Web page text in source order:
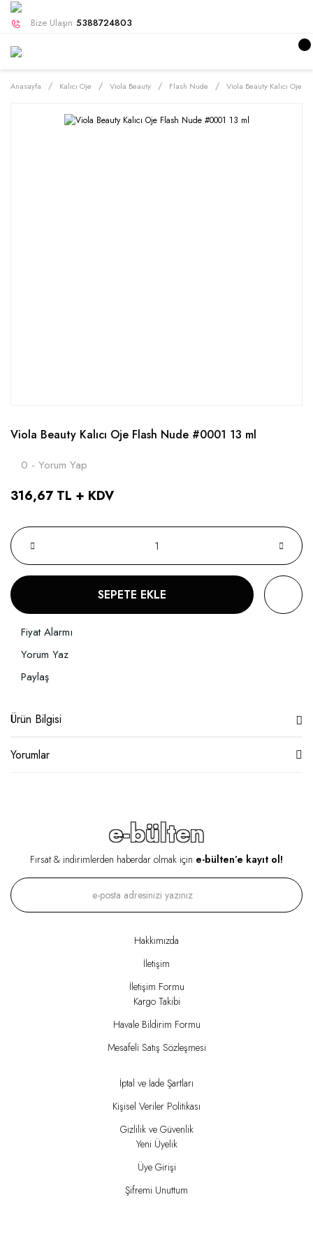
Bize Ulaşın 5388724803
Anasayfa Kalıcı Oje Viola Beauty Flash Nude Viola Beauty Kalıcı Oje
Viola Beauty Kalıcı Oje Flash Nude #0001 13 ml
0 - Yorum Yap
316,67 TL + KDV
SEPETE EKLE
Fiyat Alarmı
Yorum Yaz
Paylaş
Ürün Bilgisi
Yorumlar
e-bülten
Fırsat & indirimlerden haberdar olmak için e-bülten’e kayıt ol!
Hakkımızda
İletişim
İletişim Formu
Kargo Takibi
Havale Bildirim Formu
Mesafeli Satış Sözleşmesi
İptal ve İade Şartları
Kişisel Veriler Politikası
Gizlilik ve Güvenlik
Yeni Üyelik
Üye Girişi
Şifremi Unuttum